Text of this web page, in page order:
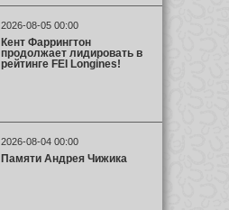
2026-08-05 00:00
Кент Фаррингтон
продолжает лидировать в
рейтинге FEI Longines!
2026-08-04 00:00
Памяти Андрея Чижика